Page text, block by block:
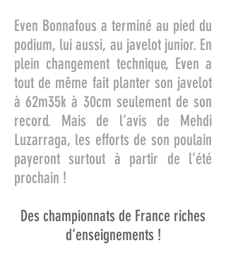
Even Bonnafous a terminé au pied du
podium, lui aussi, au javelot junior. En
plein changement technique, Even a
tout de même fait planter son javelot
à 62m35k à 30cm seulement de son
record. Mais de l’avis de Mehdi
Luzarraga, les efforts de son poulain
payeront surtout à partir de l’été
prochain !
Des championnats de France riches
d’enseignements !